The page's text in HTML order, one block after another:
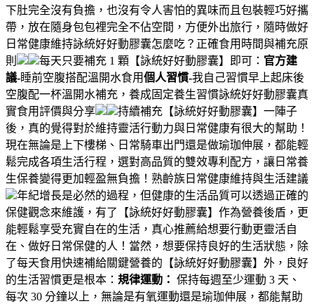
下肚完全沒有負擔，也沒有令人害怕的異味而且包裝輕巧好攜
帶，放在隨身包包裡完全不佔空間，方便外出旅行，隨時做好
日常健康維持詠統好好動膠囊怎麼吃？正確食用時間與補充原
則
每天只要補充 1 顆【詠統好好動膠囊】即可： 官方建
議-睡前空腹搭配溫開水食用個人習慣-我自己習慣早上起床後
空腹配一杯溫開水補充，養成固定養生習慣詠統好好動膠囊真
實食用評價與分享
持續補充【詠統好好動膠囊】一陣子
後，真的覺得對於維持靈活行動力與日常健康有很大的幫助！
現在無論是上下樓梯、日常騎車出門還是做瑜珈伸展，都能輕
鬆完成各項生活行程，選對高品質的雙效專利配方，讓日常養
生保養變得更加輕盈無負擔！熟齡族日常健康維持與生活建議
年紀增長是必然的過程，但健康的生活品質可以透過正確的
保健觀念來維護，有了【詠統好好動膠囊】作為營養後盾，更
能輕鬆享受充實自在的生活，真心推薦給想要行動更靈活自
在、做好日常保健的人！當然，想要保持良好的生活狀態，除
了每天食用快速補給關鍵營養的【詠統好好動膠囊】外，良好
的生活習慣更是根本： 規律運動： 保持每週至少運動 3 天、
每次 30 分鐘以上，無論是有氧運動還是瑜珈伸展，都能幫助